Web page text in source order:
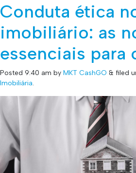
Conduta ética
imobiliário: as
essenciais para
Posted 9:40 am by MKT CashGO & filed
Imobiliária.